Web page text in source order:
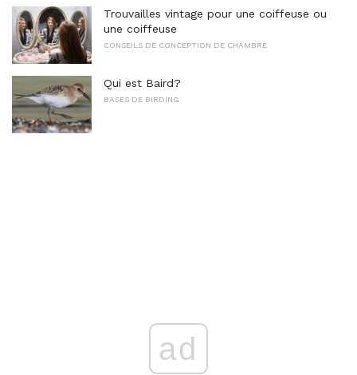
Trouvailles vintage pour une coiffeuse ou
une coiffeuse
CONSEILS DE CONCEPTION DE CHAMBRE
Qui est Baird?
BASES DE BIRDING
ad